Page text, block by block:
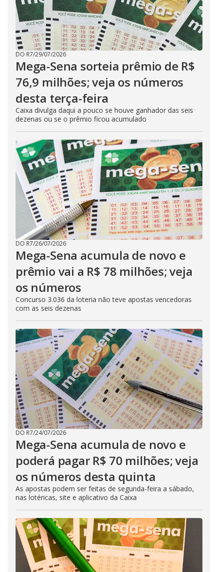
DO R7/29/07/2026
Mega-Sena sorteia prêmio de R$
76,9 milhões; veja os números
desta terça-feira
Caixa divulga daqui a pouco se houve ganhador das seis
dezenas ou se o prêmio ficou acumulado
DO R7/26/07/2026
Mega-Sena acumula de novo e
prêmio vai a R$ 78 milhões; veja
os números
Concurso 3.036 da loteria não teve apostas vencedoras
com as seis dezenas
DO R7/24/07/2026
Mega-Sena acumula de novo e
poderá pagar R$ 70 milhões; veja
os números desta quinta
As apostas podem ser feitas de segunda-feira a sábado,
nas lotéricas, site e aplicativo da Caixa